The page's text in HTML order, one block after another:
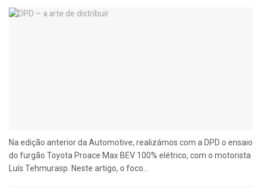
Na edição anterior da Automotive, realizámos com a DPD o ensaio
do furgão Toyota Proace Max BEV 100% elétrico, com o motorista
Luís Tehmurasp. Neste artigo, o foco...